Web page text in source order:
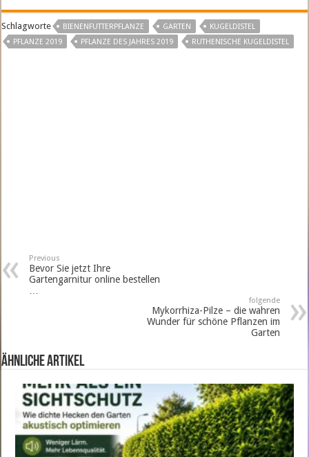
e
b
tt
er
er
es
Schlagworte BIENENFUTTERPFLANZE GARTEN
KUGELDISTEL
PFLANZE 2019
PFLANZE DES JAHRES 2019 RUTHENISCHE KUGELDISTEL
Previous
Bevor Sie jetzt Ihre
Gartengarnitur online bestellen
folgende
Mykorrhiza-Pilze – die wahren
Wunder für schöne Pflanzen im
Garten
ähnliche Artikel